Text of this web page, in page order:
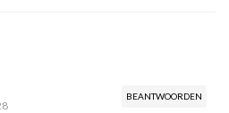
BEANTWOORDEN